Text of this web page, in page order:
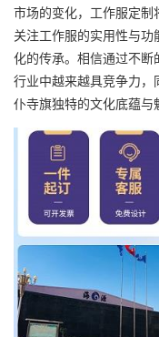
市场的变化，工作服定
关注工作服的实用性与
化的传承。相信通过不
行业中越来越具竞争力
仆寺旗独特的文化底蕴与